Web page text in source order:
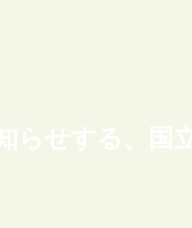
らせする、国